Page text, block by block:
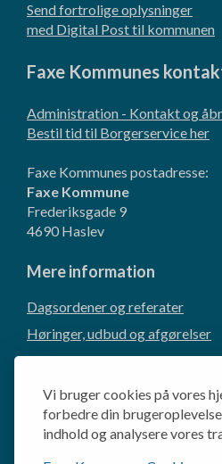
Vi bruger cookies på vores
forbedre din
indhold og analysere vores
Send fortrolige oplysninger
med Digital Post til kommunen
Faxe Kommunes
Administration - Kontakt og
Bestil tid til Borgerservice her
Faxe Kommunes postadresse:
Faxe Kommune
Frederiksgade 9
4690 Haslev
Mere information
Dagsordener og referater
Høringer, udbud og afgørelser
Borgerforslag
CVR og EAN-numre
Kommunikation og presse
Cookie- og privatlivspolitik